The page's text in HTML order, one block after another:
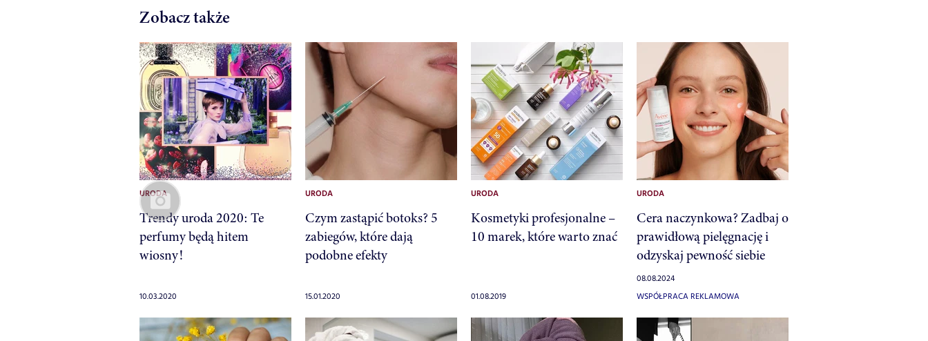
Zobacz także
URODA
Trendy uroda 2020: Te
perfumy będą hitem
wiosny!
10.03.2020
URODA
Czym zastąpić botoks? 5
zabiegów, które dają
podobne efekty
15.01.2020
URODA
Kosmetyki profesjonalne –
10 marek, które warto znać
01.08.2019
URODA
Cera naczynkowa? Zadbaj o
prawidłową pielęgnację i
odzyskaj pewność siebie
08.08.2024
WSPÓŁPRACA REKLAMOWA